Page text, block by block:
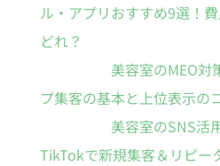
ル・アプリおすすめ9選！
どれ？
美容室のMEO対
プ集客の基本と上位表示の
美容室のSNS活
TikTokで新規集客＆リピー